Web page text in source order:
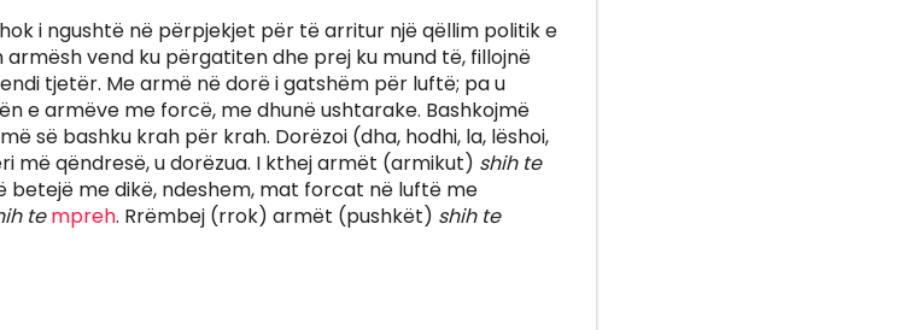
i ngushtë në përpjekjet për të arritur një qëllim politik e
vend ku përgatiten dhe prej ku mund të, fillojnë
tjetër. Me armë në dorë i gatshëm për luftë; pa u
e armëve me forcë, me dhunë ushtarake. Bashkojmë
së bashku krah për krah. Dorëzoi (dha, hodhi, la, lëshoi,
më qëndresë, u dorëzua. I kthej armët (armikut) shih te
betejë me dikë, ndeshem, mat forcat në luftë me
te mpreh. Rrëmbej (rrok) armët (pushkët) shih te